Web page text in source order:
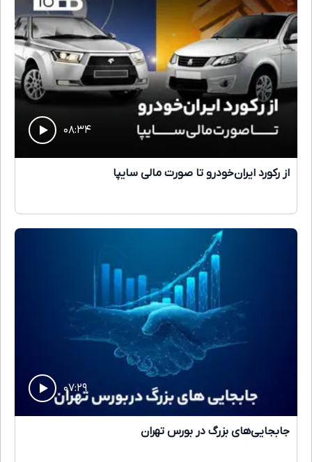
۰۸:۳۴
از رکورد ایران‌خودرو تا صورت مالی سایپا
۰۷:۲۹
جابجایی‌های بزرگ در بورس تهران